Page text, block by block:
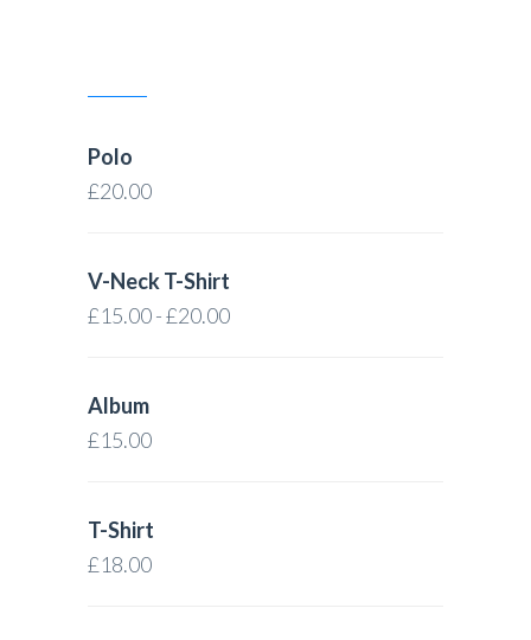
Polo
£20.00
V-Neck T-Shirt
£15.00-£20.00
Album
£15.00
T-Shirt
£18.00